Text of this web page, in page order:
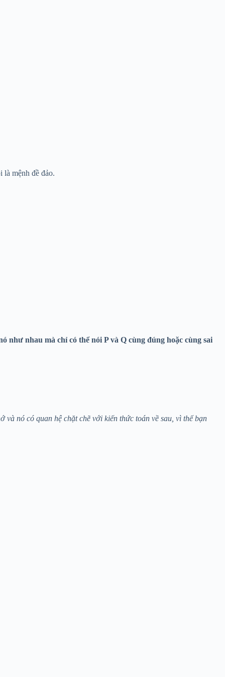
mệnh đề đảo.
như nhau mà chỉ có thể nói P và Q cùng đúng hoặc cùng sai
nó có quan hệ chặt chẽ với kiến thức toán về sau, vì thế bạn